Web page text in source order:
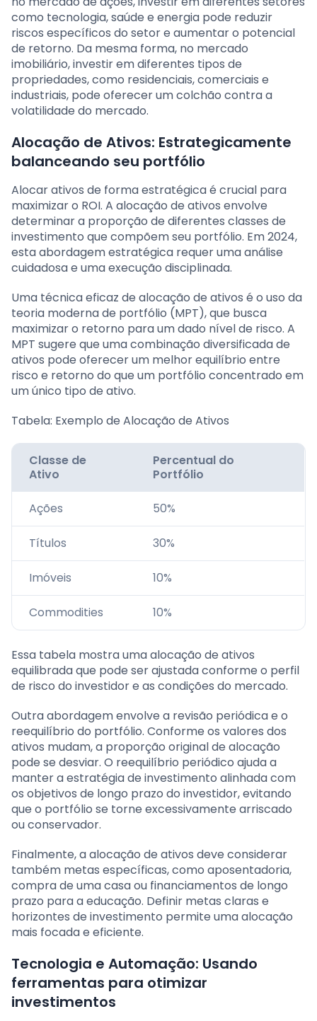
como tecnologia, saúde e energia pode reduzir
riscos específicos do setor e aumentar o potencial
de retorno. Da mesma forma, no mercado
imobiliário, investir em diferentes tipos de
propriedades, como residenciais, comerciais e
industriais, pode oferecer um colchão contra a
volatilidade do mercado.
Alocação de Ativos: Estrategicamente
balanceando seu portfólio
Alocar ativos de forma estratégica é crucial para
maximizar o ROI. A alocação de ativos envolve
determinar a proporção de diferentes classes de
investimento que compõem seu portfólio. Em 2024,
esta abordagem estratégica requer uma análise
cuidadosa e uma execução disciplinada.
Uma técnica eficaz de alocação de ativos é o uso da
teoria moderna de portfólio (MPT), que busca
maximizar o retorno para um dado nível de risco. A
MPT sugere que uma combinação diversificada de
ativos pode oferecer um melhor equilíbrio entre
risco e retorno do que um portfólio concentrado em
um único tipo de ativo.
Tabela: Exemplo de Alocação de Ativos
Classe de
Ativo
Percentual do
Portfólio
Ações 50%
Títulos 30%
Imóveis 10%
Commodities 10%
Essa tabela mostra uma alocação de ativos
equilibrada que pode ser ajustada conforme o perfil
de risco do investidor e as condições do mercado.
Outra abordagem envolve a revisão periódica e o
reequilíbrio do portfólio. Conforme os valores dos
ativos mudam, a proporção original de alocação
pode se desviar. O reequilíbrio periódico ajuda a
manter a estratégia de investimento alinhada com
os objetivos de longo prazo do investidor, evitando
que o portfólio se torne excessivamente arriscado
ou conservador.
Finalmente, a alocação de ativos deve considerar
também metas específicas, como aposentadoria,
compra de uma casa ou financiamentos de longo
prazo para a educação. Definir metas claras e
horizontes de investimento permite uma alocação
mais focada e eficiente.
Tecnologia e Automação: Usando
ferramentas para otimizar
investimentos